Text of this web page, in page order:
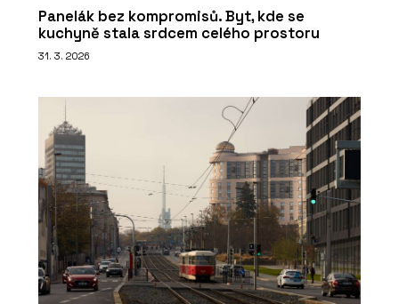
Panelák bez kompromisů. Byt, kde se
kuchyně stala srdcem celého prostoru
31. 3. 2026